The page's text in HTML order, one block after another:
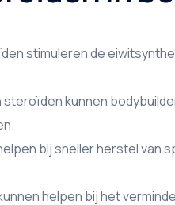
stimuleren de
steroïden kunnen
bij sneller herstel van
helpen bij het